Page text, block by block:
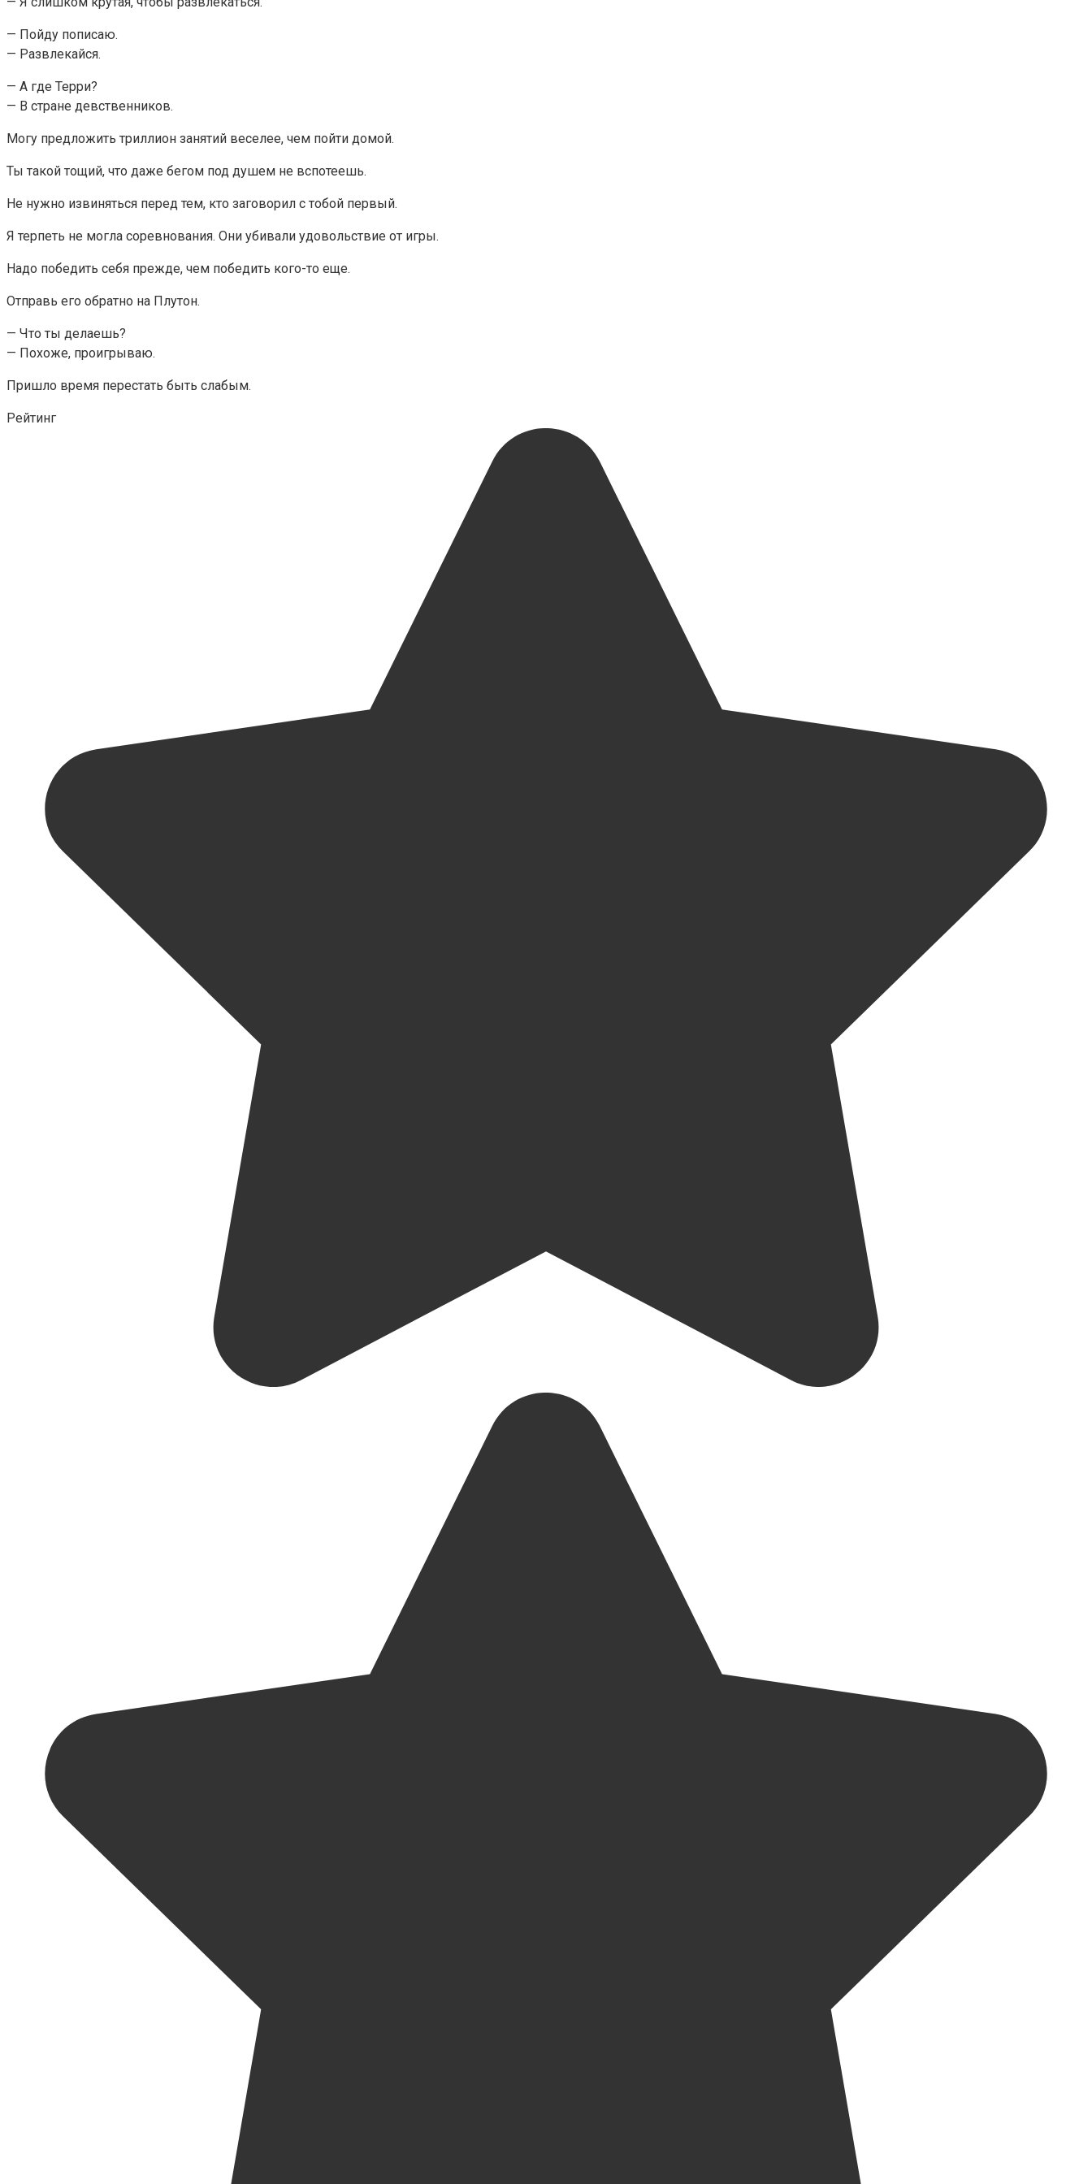
— Пойду пописаю.
— Развлекайся.
— А где Терри?
— В стране девственников.
Могу предложить триллион занятий веселее, чем пойти домой.
Ты такой тощий, что даже бегом под душем не вспотеешь.
Не нужно извиняться перед тем, кто заговорил с тобой первый.
Я терпеть не могла соревнования. Они убивали удовольствие от игры.
Надо победить себя прежде, чем победить кого-то еще.
Отправь его обратно на Плутон.
— Что ты делаешь?
— Похоже, проигрываю.
Пришло время перестать быть слабым.
Рейтинг